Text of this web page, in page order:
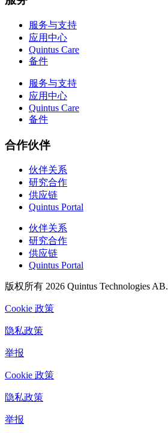
服务与支持
应用中心
Quintus Care
备件
服务与支持
应用中心
Quintus Care
备件
合作伙伴
伙伴关系
研究合作
供应链
Quintus Portal
伙伴关系
研究合作
供应链
Quintus Portal
版权所有 2026 Quintus Technologies AB.
Cookie 政策
隐私政策
举报
Cookie 政策
隐私政策
举报